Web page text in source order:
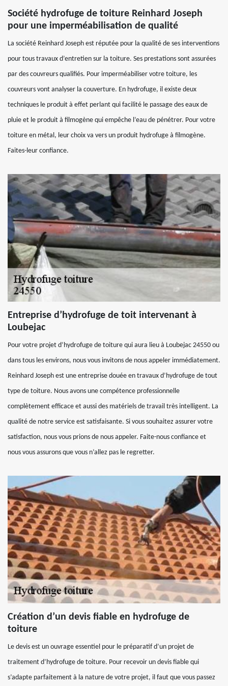
Société hydrofuge de toiture Reinhard Joseph
pour une imperméabilisation de qualité
La société Reinhard Joseph est réputée pour la qualité de ses interventions
pour tous travaux d’entretien sur la toiture. Ses prestations sont assurées
par des couvreurs qualifiés. Pour imperméabiliser votre toiture, les
couvreurs vont analyser la couverture. En hydrofuge, il existe deux
techniques le produit à effet perlant qui facilité le passage des eaux de
pluie et le produit à filmogène qui empêche l’eau de pénétrer. Pour votre
toiture en métal, leur choix va vers un produit hydrofuge à filmogène.
Faites-leur confiance.
Entreprise d’hydrofuge de toit intervenant à
Loubejac
Pour votre projet d’hydrofuge de toiture qui aura lieu à Loubejac 24550 ou
dans tous les environs, nous vous invitons de nous appeler immédiatement.
Reinhard Joseph est une entreprise douée en travaux d’hydrofuge de tout
type de toiture. Nous avons une compétence professionnelle
complètement efficace et aussi des matériels de travail très intelligent. La
qualité de notre service est satisfaisante. Si vous souhaitez assurer votre
satisfaction, nous vous prions de nous appeler. Faite-nous confiance et
nous vous assurons que vous n’allez pas le regretter.
Création d’un devis fiable en hydrofuge de
toiture
Le devis est un ouvrage essentiel pour le préparatif d’un projet de
traitement d’hydrofuge de toiture. Pour recevoir un devis fiable qui
s’adapte parfaitement à la nature de votre projet, il faut que vous passez